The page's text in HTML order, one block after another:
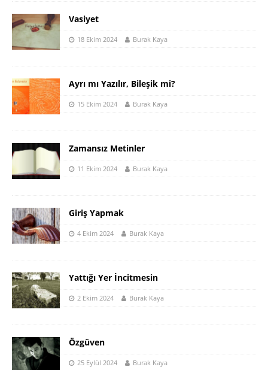
Vasiyet
18 Ekim 2024 Burak Kaya
Ayrı mı Yazılır, Bileşik mi?
15 Ekim 2024 Burak Kaya
Zamansız Metinler
11 Ekim 2024 Burak Kaya
Giriş Yapmak
4 Ekim 2024 Burak Kaya
Yattığı Yer İncitmesin
2 Ekim 2024 Burak Kaya
Özgüven
25 Eylül 2024 Burak Kaya